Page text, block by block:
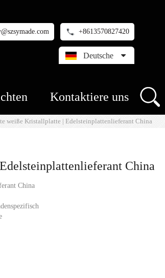
+8613570827420
Deutsche
Kontaktiere uns
weiße Kristallplatte | Edelsteinplattenlieferant China
China
China